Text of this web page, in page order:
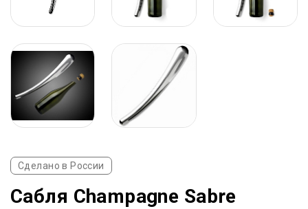
Сделано в России
Сабля Champagne Sabre